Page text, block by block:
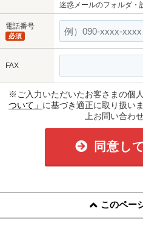
迷惑メールのフォルダ・
電話番号
必須
FAX
※ご入力いただいたお客さまの個人
ついて」 に基づき適正に取り扱い
上お問い合わ
同意し
このペー